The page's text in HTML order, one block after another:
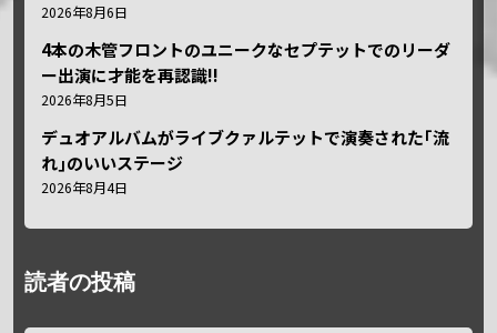
2026年8月6日
4本の木管フロントのユニークなセプテットでのリーダ
ー出演に才能を再認識!!
2026年8月5日
デュオアルバムがライブクァルテットで演奏された｢流
れ｣のいいステージ
2026年8月4日
読者の投稿